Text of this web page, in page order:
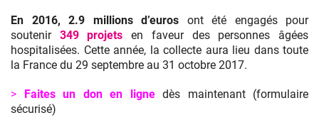
En 2016, 2.9 millions d’euros ont été engagés pour
soutenir 349 projetsen faveur des personnes âgées
hospitalisées. Cette année, la collecte aura lieu dans toute
la France du 29 septembre au 31 octobre 2017.
> Faites un don en lignedès maintenant (formulaire
sécurisé)